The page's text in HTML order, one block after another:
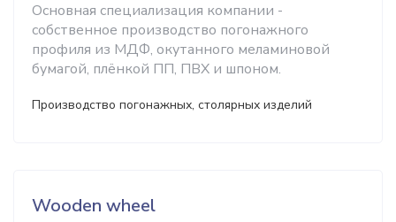
Основная специализация компании -
собственное производство погонажного
профиля из МДФ, окутанного меламиновой
бумагой, плёнкой ПП, ПВХ и шпоном.
Производство погонажных, столярных изделий
Wooden wheel